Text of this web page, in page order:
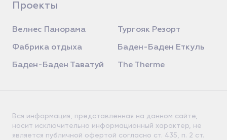
Проекты
Велнес Панорама Тургояк Резорт
Фабрика отдыха Баден-Баден Еткуль
Баден-Баден Таватуй The Therme
Вся информация, представленная на данном сайте,
носит исключительно информационный характер, не
является публичной офертой согласно ст. 435, п. 2 ст.